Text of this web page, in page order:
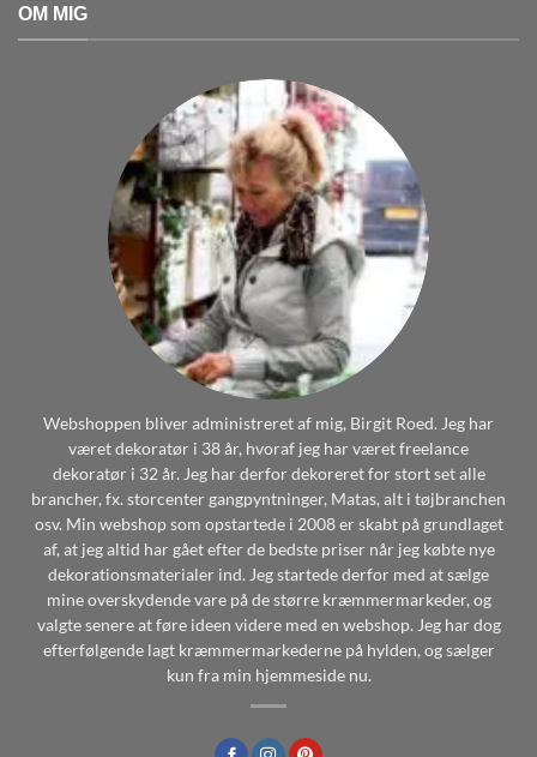
OM MIG
Webshoppen bliver administreret af mig, Birgit Roed. Jeg har
været dekoratør i 38 år, hvoraf jeg har været freelance
dekoratør i 32 år. Jeg har derfor dekoreret for stort set alle
brancher, fx. storcenter gangpyntninger, Matas, alt i tøjbranchen
osv. Min webshop som opstartede i 2008 er skabt på grundlaget
af, at jeg altid har gået efter de bedste priser når jeg købte nye
dekorationsmaterialer ind. Jeg startede derfor med at sælge
mine overskydende vare på de større kræmmermarkeder, og
valgte senere at føre ideen videre med en webshop. Jeg har dog
efterfølgende lagt kræmmermarkederne på hylden, og sælger
kun fra min hjemmeside nu.